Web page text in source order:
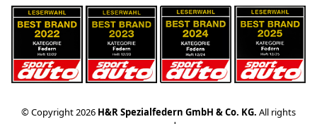
© Copyright 2026 H&R Spezialfedern GmbH & Co. KG. All rights